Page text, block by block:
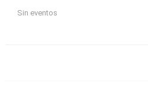
Sin eventos